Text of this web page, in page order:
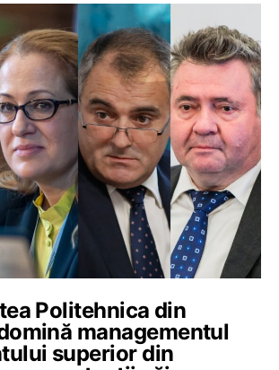
Politehnica din
managementul
superior din